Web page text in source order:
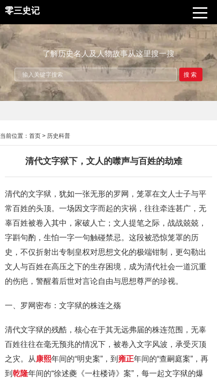
零三史记
了解历史名人及人物故事从这里搜一搜
搜索
当前位置： 首页 > 历史科普
清代文字狱下，文人的噤声与百姓的劫难
清代的文字狱，犹如一张无形的罗网，笼罩在文人士子与平
常百姓的头顶。一场因文字而起的灾祸，往往牵连甚广，无
辜百姓被卷入其中，家破人亡；文人提笔之际，战战兢兢，
字斟句酌，生怕一字一句触碰禁忌。这段被恐惊笼罩的历
史，不仅折射出专制皇权对思想文化的极端钳制，更勾勒出
文人与百姓在高压之下的生存困境，成为清代社会一道沉重
的伤疤，警醒着后世对言论自由与思想尊严的珍视。
一、罗网密布：文字狱的株连之殇
清代文字狱的残酷，核心在于其无远弗届的株连范围，无辜
百姓往往在毫无预兆的情况下，被卷入文字风波，承受灭顶
之灾。从 康熙年间的“明史案”，到 雍正年间的“查嗣庭案”，再
到 乾隆年间的“徐述夔《一柱楼诗》案”，每一起文字狱的爆